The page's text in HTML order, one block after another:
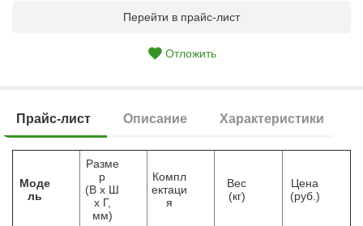
Перейти в прайс-лист
Отложить
Прайс-лист Описание Характеристики
Моде
ль
Разме
р
(В х Ш
х Г,
мм)
Компл
ектаци
я
Вес
(кг)
Цена
(руб.)